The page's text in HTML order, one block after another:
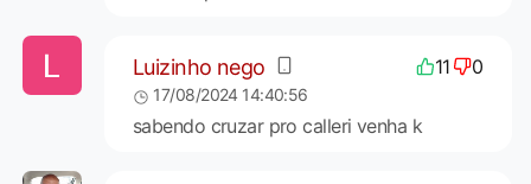
Luizinho nego 11 0
17/08/2024 14:40:56
sabendo cruzar pro calleri venha k